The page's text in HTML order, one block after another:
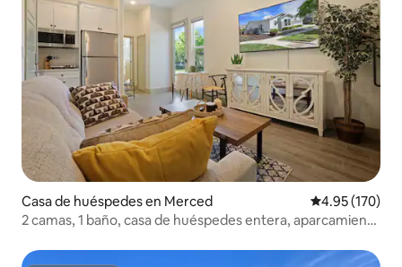
Casa de huéspedes en Merced Calificación
4.95 (170)
2 camas, 1 baño, casa de huéspedes entera, aparcamiento